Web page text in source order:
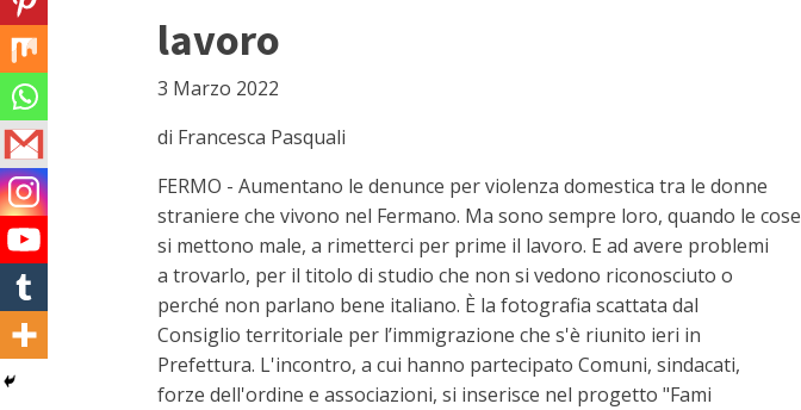
lavoro
3 Marzo 2022
di Francesca Pasquali
FERMO - Aumentano le denunce per violenza domestica tra le donne
straniere che vivono nel Fermano. Ma sono sempre loro, quando le cose
si mettono male, a rimetterci per prime il lavoro. E ad avere problemi
a trovarlo, per il titolo di studio che non si vedono riconosciuto o
perché non parlano bene italiano. È la fotografia scattata dal
Consiglio territoriale per l’immigrazione che s'è riunito ieri in
Prefettura. L'incontro, a cui hanno partecipato Comuni, sindacati,
forze dell'ordine e associazioni, si inserisce nel progetto "Fami